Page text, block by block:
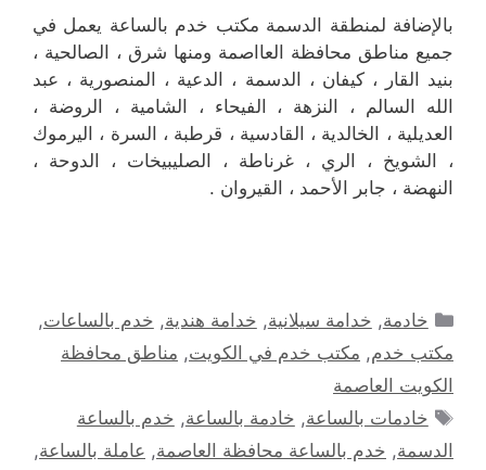
بالإضافة لمنطقة الدسمة مكتب خدم بالساعة يعمل في
جميع مناطق محافظة العااصمة ومنها شرق ، الصالحية ،
بنيد القار ، كيفان ، الدسمة ، الدعية ، المنصورية ، عبد
الله السالم ، النزهة ، الفيحاء ، الشامية ، الروضة ،
العديلية ، الخالدية ، القادسية ، قرطبة ، السرة ، اليرموك
، الشويخ ، الري ، غرناطة ، الصليبيخات ، الدوحة ،
النهضة ، جابر الأحمد ، القيروان .
التصنيفات
خادمة, خدامة سيلانية, خدامة هندية, خدم بالساعات,
مكتب خدم, مكتب خدم في الكويت, مناطق محافظة
الكويت العاصمة
الوسوم
خادمات بالساعة, خادمة بالساعة, خدم بالساعة
الدسمة, خدم بالساعة محافظة العاصمة, عاملة بالساعة,